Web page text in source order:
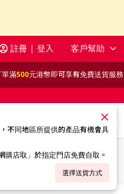
註冊 | 登入 客戶幫助
單滿500元港幣即可享有免費送貨服務
不同地區所提供的產品有機會具
購店取」於指定門店免費自取。
選擇送貨方式